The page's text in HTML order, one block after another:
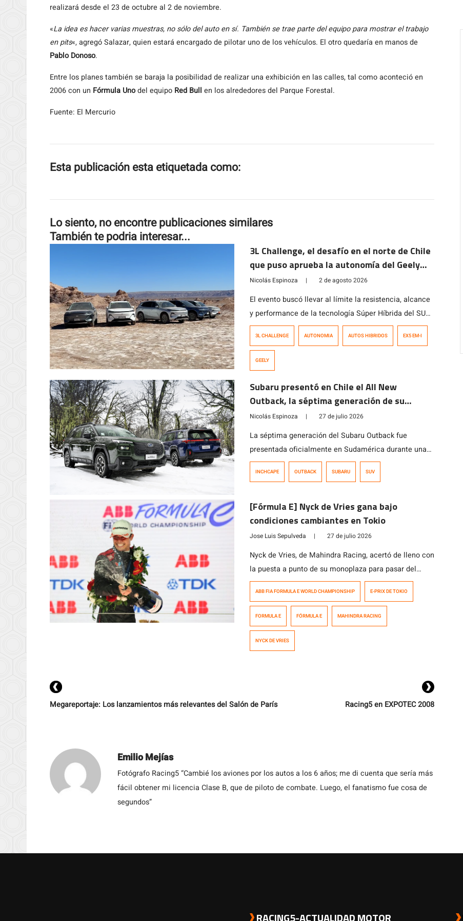
realizará desde el 23 de octubre al 2 de noviembre.
«La idea es hacer varias muestras, no sólo del auto en sí. También se trae parte del equipo para mostrar el trabajo
en pits«, agregó Salazar, quien estará encargado de pilotar uno de los vehículos. El otro quedaría en manos de
Pablo Donoso.
Entre los planes también se baraja la posibilidad de realizar una exhibición en las calles, tal como aconteció en
2006 con un Fórmula Unodel equipo Red Bull en los alrededores del Parque Forestal.
Fuente: El Mercurio
Esta publicación esta etiquetada como:
Lo siento, no encontre publicaciones similares
También te podria interesar...
3L Challenge, el desafío en el norte de Chile
que puso aprueba la autonomía del Geely
EX5 EM-i
Nicolás Espinoza | 2 de agosto 2026
El evento buscó llevar al límite la resistencia, alcance
y performance de la tecnología Súper Híbrida del SUV
que, en pocos meses, ha cautivado al consumidor
3L CHALLENGE AUTONOMIA AUTOS HIBRIDOS EX5 EM-I
GEELY
Subaru presentó en Chile el All New
Outback, la séptima generación de su
modelo ícono
Nicolás Espinoza | 27 de julio 2026
La séptima generación del Subaru Outback fue
presentada oficialmente en Sudamérica durante una
actividad realizada en Chile, que reunió a
Corporation. El modelo ya está disponible en el
mercado chileno en dos versiones, con precios que
parten en los $35.990.000.
INCHCAPE OUTBACK SUBARU SUV
[Fórmula E] Nyck de Vries gana bajo
condiciones cambiantes en Tokio
Jose Luis Sepulveda | 27 de julio 2026
Nyck de Vries, de Mahindra Racing, acertó de lleno con
la puesta a punto de su monoplaza para pasar del
quinto puesto a la victoria en la carrera del domingo
del E-Prix de Tokio 2026 de la Fórmula E, disputada en
condiciones mixtas. El neerlandés terminó por delante
de Nick Cassidy, de Citroën Racing, y […]
ABB FIA FORMULA E WORLD CHAMPIONSHIP E-PRIX DE TOKIO
FORMULA E FÓRMULA E MAHINDRA RACING
NYCK DE VRIES
Megareportaje: Los lanzamientos más relevantes del Salón de París Racing5 en EXPOTEC 2008
Emilio Mejías
Fotógrafo Racing5 “Cambié los aviones por los autos a los 6 años; me di cuenta que sería más
fácil obtener mi licencia Clase B, que de piloto de combate. Luego, el fanatismo fue cosa de
segundos”
RACING5-ACTUALIDAD MOTOR